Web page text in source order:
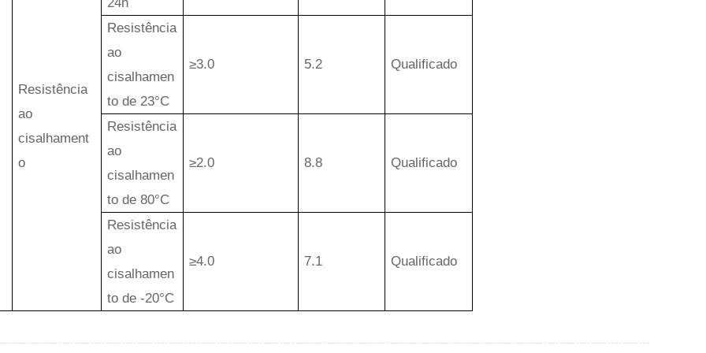
Resistência
ao
cisalhament
o
Resistência
ao
cisalhamen
to de 23°C
≥3.0 5.2 Qualificado
Resistência
ao
cisalhamen
to de 80°C
≥2.0 8.8 Qualificado
Resistência
ao
cisalhamen
to de -20°C
≥4.0 7.1 Qualificado